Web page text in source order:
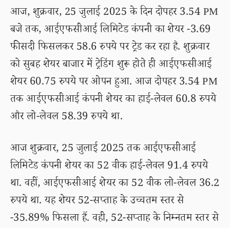
आज, शुक्रवार, 25 जुलाई 2025 के दिन दोपहर 3.54 PM
बजे तक, आईएफसीआई लिमिटेड कंपनी का शेयर -3.69
फीसदी फिसलकर 58.6 रुपये पर ट्रेड कर रहा है. शुक्रवार
को सुबह शेयर बाजार में ट्रेडिंग शुरू होते ही आईएफसीआई
शेयर 60.75 रुपये पर ओपन हुआ. आज दोपहर 3.54 PM
तक आईएफसीआई कंपनी शेयर का हाई-लेवल 60.8 रुपये
और लो-लेवल 58.39 रुपये था.
आज शुक्रवार, 25 जुलाई 2025 तक आईएफसीआई
लिमिटेड कंपनी शेयर का 52 वीक हाई-लेवल 91.4 रुपये
था. वहीं, आईएफसीआई शेयर का 52 वीक लो-लेवल 36.2
रुपये था. यह शेयर 52-सप्ताह के उच्चतम स्तर से
-35.89% फिसला हैं. वही, 52-सप्ताह के निम्नतम स्तर से